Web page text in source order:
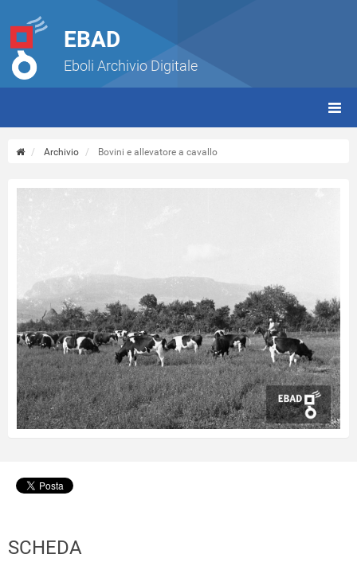
EBAD
Eboli Archivio Digitale
Archivio Bovini e allevatore a cavallo
SCHEDA